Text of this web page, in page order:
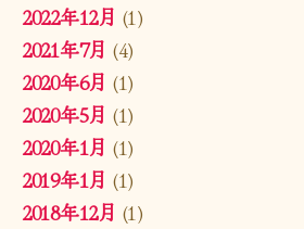
2022年12月 (1)
2021年7月 (4)
2020年6月 (1)
2020年5月 (1)
2020年1月 (1)
2019年1月 (1)
2018年12月 (1)